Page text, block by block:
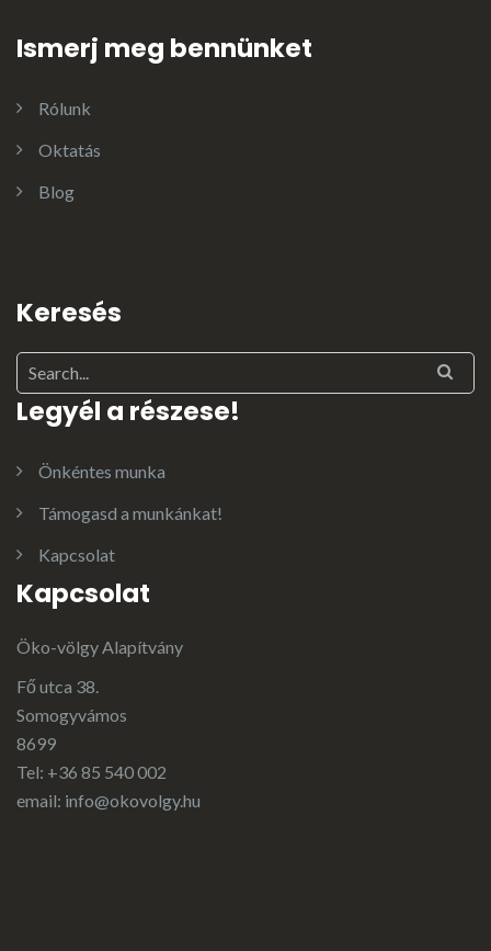
Ismerj meg bennünket
Rólunk
Oktatás
Blog
Keresés
Legyél a részese!
Önkéntes munka
Támogasd a munkánkat!
Kapcsolat
Kapcsolat
Öko-völgy Alapítvány
Fő utca 38.
Somogyvámos
8699
Tel: +36 85 540 002
email: info@okovolgy.hu